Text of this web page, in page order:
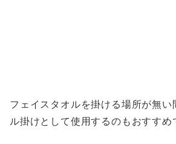
フェイスタオルを掛ける場所が無い
ル掛けとして使用するのもおすすめ